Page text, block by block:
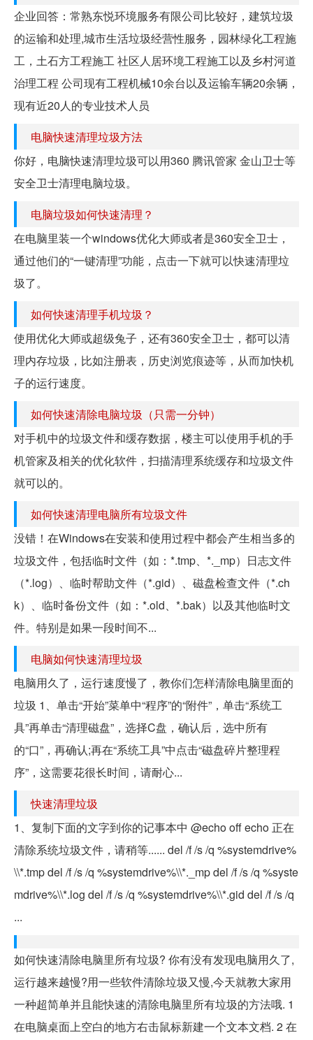
企业回答：常熟东悦环境服务有限公司比较好，建筑垃圾
的运输和处理,城市生活垃圾经营性服务，园林绿化工程施
工，土石方工程施工 社区人居环境工程施工以及乡村河道
治理工程 公司现有工程机械10余台以及运输车辆20余辆，
现有近20人的专业技术人员
电脑快速清理垃圾方法
你好，电脑快速清理垃圾可以用360 腾讯管家 金山卫士等
安全卫士清理电脑垃圾。
电脑垃圾如何快速清理？
在电脑里装一个windows优化大师或者是360安全卫士，
通过他们的“一键清理”功能，点击一下就可以快速清理垃
圾了。
如何快速清理手机垃圾？
使用优化大师或超级兔子，还有360安全卫士，都可以清
理内存垃圾，比如注册表，历史浏览痕迹等，从而加快机
子的运行速度。
如何快速清除电脑垃圾（只需一分钟）
对手机中的垃圾文件和缓存数据，楼主可以使用手机的手
机管家及相关的优化软件，扫描清理系统缓存和垃圾文件
就可以的。
如何快速清理电脑所有垃圾文件
没错！在Windows在安装和使用过程中都会产生相当多的
垃圾文件，包括临时文件（如：*.tmp、*._mp）日志文件
（*.log）、临时帮助文件（*.gid）、磁盘检查文件（*.ch
k）、临时备份文件（如：*.old、*.bak）以及其他临时文
件。特别是如果一段时间不...
电脑如何快速清理垃圾
电脑用久了，运行速度慢了，教你们怎样清除电脑里面的
垃圾 1、单击“开始”菜单中“程序”的“附件”，单击“系统工
具”再单击“清理磁盘”，选择C盘，确认后，选中所有
的“口”，再确认;再在“系统工具”中点击“磁盘碎片整理程
序”，这需要花很长时间，请耐心...
快速清理垃圾
1、复制下面的文字到你的记事本中 @echo off echo 正在
清除系统垃圾文件，请稍等...... del /f /s /q %systemdrive%
\\*.tmp del /f /s /q %systemdrive%\\*._mp del /f /s /q %syste
mdrive%\\*.log del /f /s /q %systemdrive%\\*.gid del /f /s /q
...
如何快速清除电脑里所有垃圾? 你有没有发现电脑用久了,
运行越来越慢?用一些软件清除垃圾又慢,今天就教大家用
一种超简单并且能快速的清除电脑里所有垃圾的方法哦. 1
在电脑桌面上空白的地方右击鼠标新建一个文本文档. 2 在